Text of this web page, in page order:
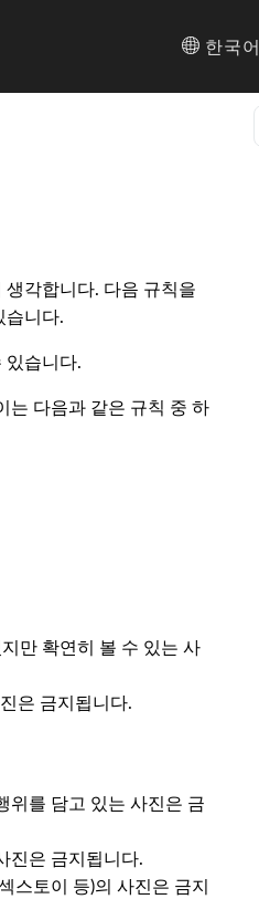
한국어
각합니다. 다음 규칙을
습니다.
있습니다.
는 다음과 같은 규칙 중 하
만 확연히 볼 수 있는 사
은 금지됩니다.
위를 담고 있는 사진은 금
진은 금지됩니다.
스토이 등)의 사진은 금지